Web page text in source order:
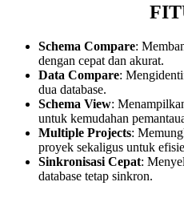
Schema Compare:
dengan cepat dan akurat.
Data Compare:
dua database.
Schema View:
untuk kemudahan
Multiple Projects:
proyek sekaligus untuk
Sinkronisasi Cepat:
database tetap sinkron.